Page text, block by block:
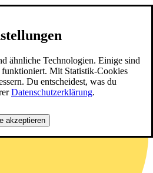
ähnliche Technologien. Einige sind
Mit Statistik-Cookies
Du entscheidest, was du
Datenschutzerklärung.
akzeptieren